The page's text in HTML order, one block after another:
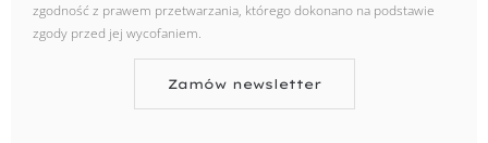
zgodność z prawem przetwarzania, którego dokonano na podstawie
zgody przed jej wycofaniem.
Zamów newsletter